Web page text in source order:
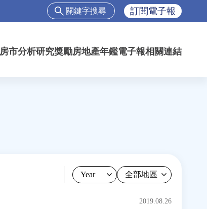
搜
表
單
搜
尋
訂閱電子報
房市分析研究獎勵房地產年鑑電子報相關連結
Year
2019.08.26